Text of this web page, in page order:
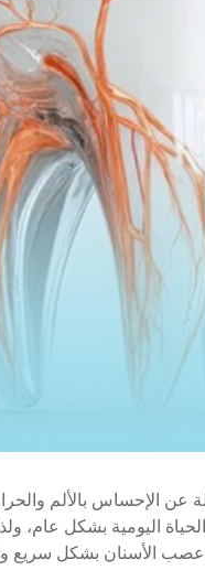
الإحساس بالألم
اليومية بشكل
عصب الأسنان بشكل سريع